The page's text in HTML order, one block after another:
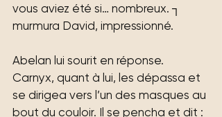
vous aviez été si… nombreux. ┐
murmura David, impressionné.
Abelan lui sourit en réponse.
Carnyx, quant à lui, les dépassa et
se dirigea vers l’un des masques au
bout du couloir. Il se pencha et dit :